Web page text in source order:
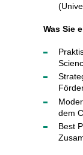
Was Sie
dem
Best